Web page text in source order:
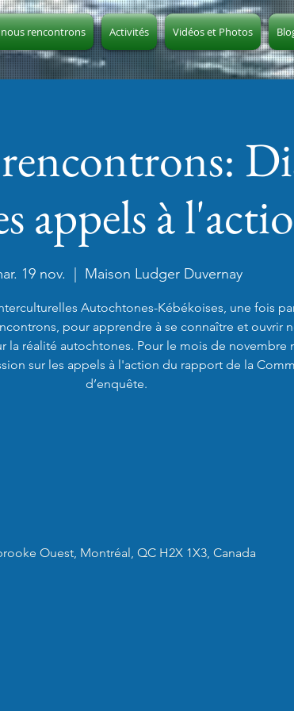
rencontrons Activités Vidéos et Photos
appels à
19 nov. Maison Ludger Duvernay
Autochtones-Kébékoises, une fois
pour apprendre à se connaître et ouvrir
la réalité autochtones. Pour le mois de novembre
sur les appels à l'action du rapport de la
d’enquête.
Ouest, Montréal, QC H2X 1X3, Canada